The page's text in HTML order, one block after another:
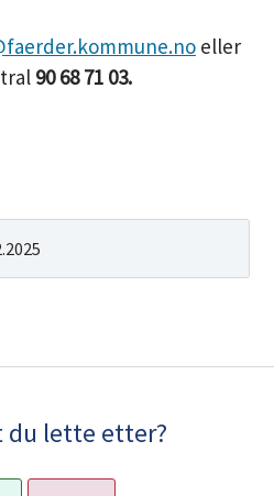
eller
90 68 71 03.
du lette etter?